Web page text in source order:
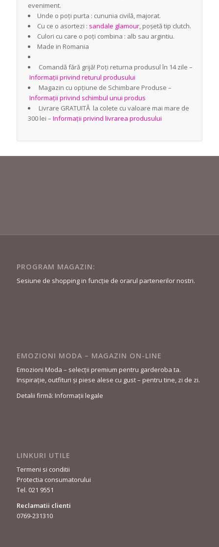
eveniment.
Unde o poți purta : cununia civilă, majorat.
Cu ce o asortezi : sandale glamour, poșetă tip clutch.
Culori cu care o poți combina : alb sau argintiu.
Made in Romania
Comandă fără grijă! Poți returna produsul în 14 zile –
Informații privind returul produsului
Magazin cu opțiune de Schimbare Produse –
Informații privind schimbul unui produs
Livrare GRATUITĂ la colete cu valoare mai mare de
300 lei – Informații privind livrarea produsului
PROGRAM MAGAZIN:
Sesiune de shopping in funcție de orarul partenerilor nostri.
EMOZIONI MODA – MAGAZIN ON-LINE
Emozioni Moda – selecții premium pentru garderoba ta.
Inspirație, outfituri și piese alese cu gust – pentru tine, zi de zi.
Detalii firmă: Informații legale
LINKURI UTILE
Termeni si conditii
Protectia consumatorului
Tel. 021 9551
Reclamatii clienti
0769-231310